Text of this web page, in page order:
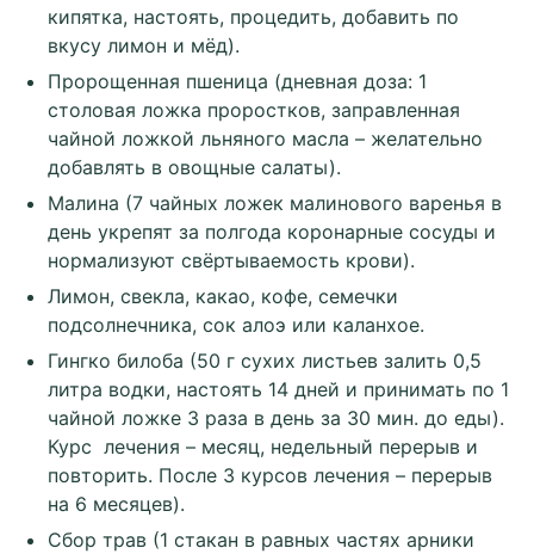
кипятка, настоять, процедить, добавить по
вкусу лимон и мёд).
Пророщенная пшеница (дневная доза: 1
столовая ложка проростков, заправленная
чайной ложкой льняного масла – желательно
добавлять в овощные салаты).
Малина (7 чайных ложек малинового варенья в
день укрепят за полгода коронарные сосуды и
нормализуют свёртываемость крови).
Лимон, свекла, какао, кофе, семечки
подсолнечника, сок алоэ или каланхое.
Гингко билоба (50 г сухих листьев залить 0,5
литра водки, настоять 14 дней и принимать по 1
чайной ложке 3 раза в день за 30 мин. до еды).
Курс лечения – месяц, недельный перерыв и
повторить. После 3 курсов лечения – перерыв
на 6 месяцев).
Сбор трав (1 стакан в равных частях арники